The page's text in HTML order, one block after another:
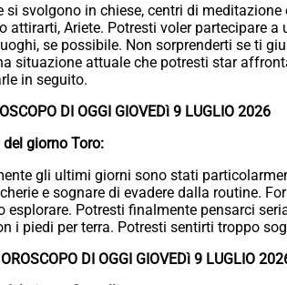
si svolgono in chiese, centri di
attirarti, Ariete. Potresti voler partecipare
se possibile. Non sorprenderti se ti
situazione attuale che potresti star
in seguito.
DI OGGI GIOVEDì 9 LUGLIO 2026
del giorno Toro:
gli ultimi giorni sono stati
e sognare di evadere dalla routine.
esplorare. Potresti finalmente pensarci
i piedi per terra. Potresti sentirti troppo
DI OGGI GIOVEDì 9 LUGLIO